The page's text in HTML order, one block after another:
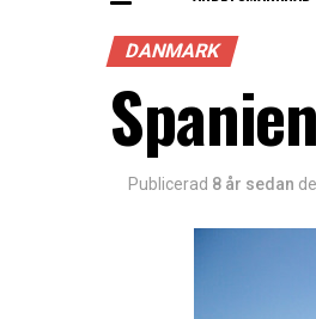
DANMARK
Publicerad 8 år sedan